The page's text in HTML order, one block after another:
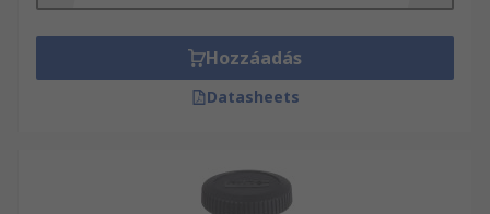
Hozzáadás
Datasheets